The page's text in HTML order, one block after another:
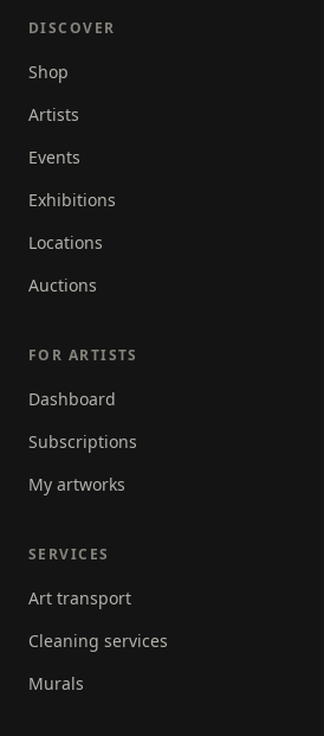
koffie en stof. Het mixed media
een interessant, origineel en
ontstaat!
DISCOVER
Shop
Artists
Events
Exhibitions
Locations
Auctions
FOR ARTISTS
Dashboard
Subscriptions
My artworks
SERVICES
Art transport
Cleaning services
Murals